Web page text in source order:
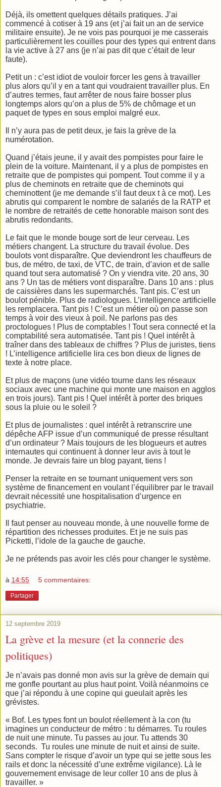
Déjà, ils omettent quelques détails pratiques. J’ai
commencé à cotiser à 19 ans (et j’ai fait un an de service
militaire ensuite). Je ne vois pas pourquoi je me casserais
particulièrement les couilles pour des types qui entrent dans
la vie active à 27 ans (je n’ai pas dit que c’était de leur
faute).
Petit un : c’est idiot de vouloir forcer les gens à travailler
plus alors qu’il y en a tant qui voudraient travailler plus. En
d’autres termes, faut arrêter de nous faire bosser plus
longtemps alors qu’on a plus de 5% de chômage et un
paquet de types en sous emploi malgré eux.
Il n’y aura pas de petit deux, je fais la grève de la
numérotation.
Quand j’étais jeune, il y avait des pompistes pour faire le
plein de la voiture. Maintenant, il y a plus de pompistes en
retraite que de pompistes qui pompent. Tout comme il y a
plus de cheminots en retraite que de cheminots qui
cheminottent (je me demande s’il faut deux t à ce mot). Les
abrutis qui comparent le nombre de salariés de la RATP et
le nombre de retraités de cette honorable maison sont des
abrutis redondants.
Le fait que le monde bouge sort de leur cerveau. Les
métiers changent. La structure du travail évolue. Des
boulots vont disparaître. Que deviendront les chauffeurs de
bus, de métro, de taxi, de VTC, de train, d’avion et de salle
quand tout sera automatisé ? On y viendra vite. 20 ans, 30
ans ? Un tas de métiers vont disparaître. Dans 10 ans : plus
de caissières dans les supermarchés. Tant pis. C’est un
boulot pénible. Plus de radiologues. L’intelligence artificielle
les remplacera. Tant pis ! C’est un métier où on passe son
temps à voir des vieux à poil. Ne parlons pas des
proctologues ! Plus de comptables ! Tout sera connecté et la
comptabilité sera automatisée. Tant pis ! Quel intérêt à
traîner dans des tableaux de chiffres ? Plus de juristes, tiens
! L’intelligence artificielle lira ces bon dieux de lignes de
texte à notre place.
Et plus de maçons (une vidéo tourne dans les réseaux
sociaux avec une machine qui monte une maison en agglos
en trois jours). Tant pis ! Quel intérêt à porter des briques
sous la pluie ou le soleil ?
Et plus de journalistes : quel intérêt à retranscrire une
dépêche AFP issue d’un communiqué de presse résultant
d’un ordinateur ? Mais toujours de les blogueurs et autres
internautes qui continuent à donner leur avis à tout le
monde. Je devrais faire un blog payant, tiens !
Penser la retraite en se tournant uniquement vers son
système de financement en voulant l’équilibrer par le travail
devrait nécessité une hospitalisation d’urgence en
psychiatrie.
Il faut penser au nouveau monde, à une nouvelle forme de
répartition des richesses produites. Et je ne suis pas
Picketti, l’idole de la gauche de gauche.
Je ne prétends pas avoir les clés pour changer le système.
à 14:55 5 commentaires:
Partager
12 septembre 2019
La grève et la mesure (et la connerie des
politiques)
Je n’avais pas donné mon avis sur la grève de demain qui
me gonfle pourtant au plus haut point. Voilà néanmoins ce
que j’ai répondu à une copine qui gueulait après les
grévistes.
« Bof. Les types font un boulot réellement à la con (tu
imagines un conducteur de métro : tu démarres. Tu roules
de nuit une minute. Tu passes au jour. Tu attends 30
seconds. Tu roules une minute de nuit et ainsi de suite.
Sans compter le risque d’avoir un type qui se jette sous les
rails et donc la nécessité d’une extrême vigilance). Là le
gouvernement envisage de leur coller 10 ans de plus à
travailler. »